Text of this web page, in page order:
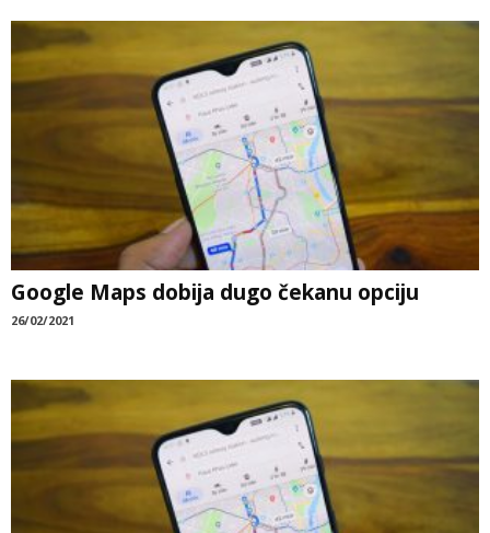
Google Maps dobija dugo čekanu opciju
26/02/2021